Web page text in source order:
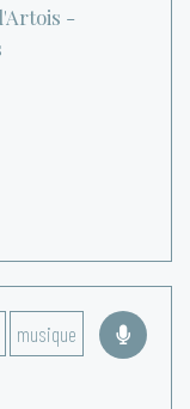
-
musique